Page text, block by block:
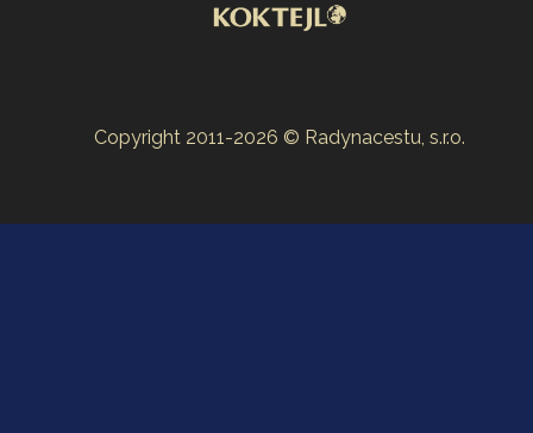
Copyright 2011-2026 © Radynacestu, s.r.o.